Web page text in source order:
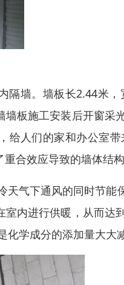
隔墙。墙板长2.44米
板施工安装后开窗
给人们的家和办公室
合效应导致的墙体结构
天气下通风的同时节
内进行供暖，从而
化学成分的添加量大